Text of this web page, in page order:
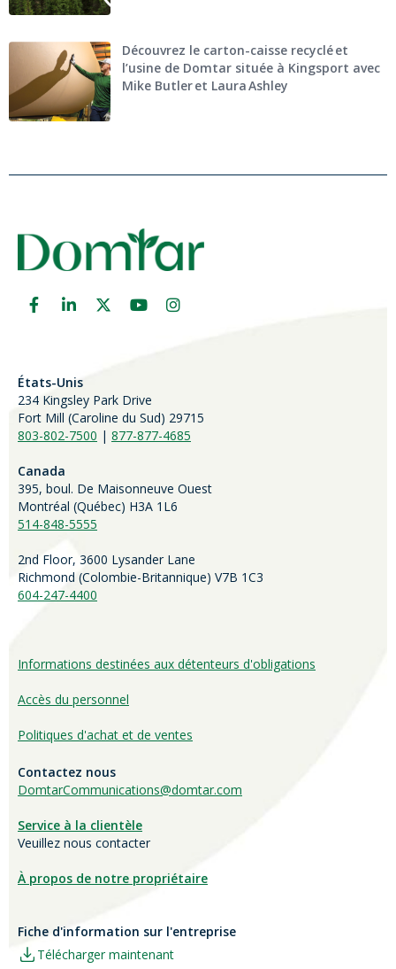
Découvrez le carton-caisse recyclé et
l’usine de Domtar située à Kingsport avec
Mike Butler et Laura Ashley
États-Unis
234 Kingsley Park Drive
Fort Mill (Caroline du Sud) 29715
803-802-7500 | 877-877-4685
Canada
395, boul. De Maisonneuve Ouest
Montréal (Québec) H3A 1L6
514-848-5555
2nd Floor, 3600 Lysander Lane
Richmond (Colombie-Britannique) V7B 1C3
604-247-4400
Informations destinées aux détenteurs d'obligations
Accès du personnel
Politiques d'achat et de ventes
Contactez nous
DomtarCommunications@domtar.com
Service à la clientèle
Veuillez nous contacter
À propos de notre propriétaire
Fiche d'information sur l'entreprise
Télécharger maintenant